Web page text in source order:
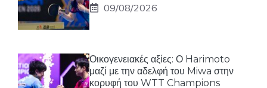
09/08/2026
Οικογενειακές αξίες: Ο Harimoto
μαζί με την αδελφή του Miwa στην
κορυφή του WTT Champions